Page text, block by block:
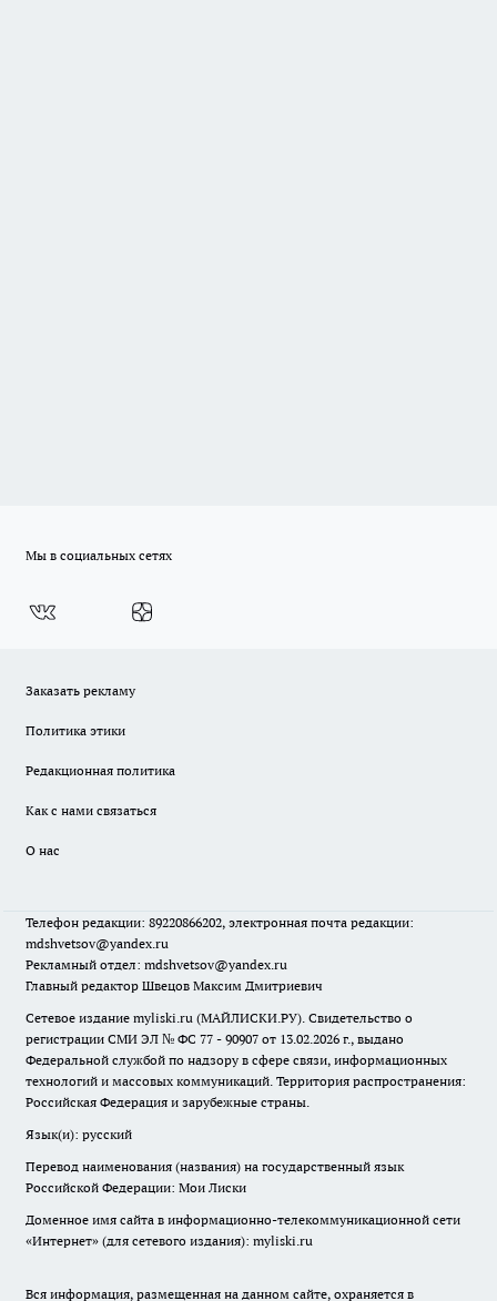
Мы в социальных сетях
Заказать рекламу
Политика этики
Редакционная политика
Как с нами связаться
О нас
Телефон редакции: 89220866202, электронная почта редакции:
mdshvetsov@yandex.ru
Рекламный отдел: mdshvetsov@yandex.ru
Главный редактор Швецов Максим Дмитриевич
Сетевое издание myliski.ru (МАЙЛИСКИ.РУ). Свидетельство о
регистрации СМИ ЭЛ № ФС 77 - 90907 от 13.02.2026 г., выдано
Федеральной службой по надзору в сфере связи, информационных
технологий и массовых коммуникаций. Территория распространения:
Российская Федерация и зарубежные страны.
Язык(и): русский
Перевод наименования (названия) на государственный язык
Российской Федерации: Мои Лиски
Доменное имя сайта в информационно-телекоммуникационной сети
«Интернет» (для сетевого издания): myliski.ru
Вся информация, размещенная на данном сайте, охраняется в